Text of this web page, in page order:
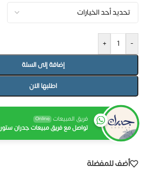
-
+
إضافة إلى السلة
اطلبها الان
فريق المبيعات Online
تواصل مع فريق مبيعات جدران ستور
أضف للمفضلة